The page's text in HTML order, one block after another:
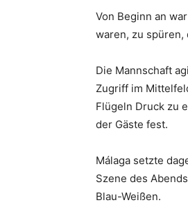
Von Beginn an
waren, zu spüren,
Die Mannschaft
Zugriff im
Flügeln Druck zu
der Gäste fest.
Málaga setzte
Szene des
Blau-Weißen.